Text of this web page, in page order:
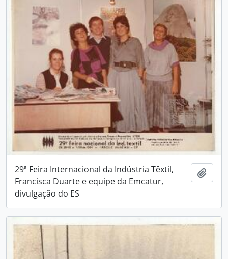
29ª Feira Internacional da Indústria Têxtil,
Francisca Duarte e equipe da Emcatur,
divulgação do ES